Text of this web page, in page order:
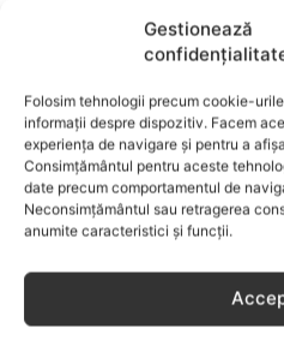
Gestionează
Folosim tehnologii precum cookie-
informații despre dispozitiv. Facem
experiența de navigare și pentru a
Consimțământul pentru aceste
date precum comportamentul de
Neconsimțământul sau retragerea
anumite caracteristici și funcții.
Fără
șamponul
CATEGORII POPULARE
EVENIMENTE
LIFESTYLE
COPII
BEBELUSI